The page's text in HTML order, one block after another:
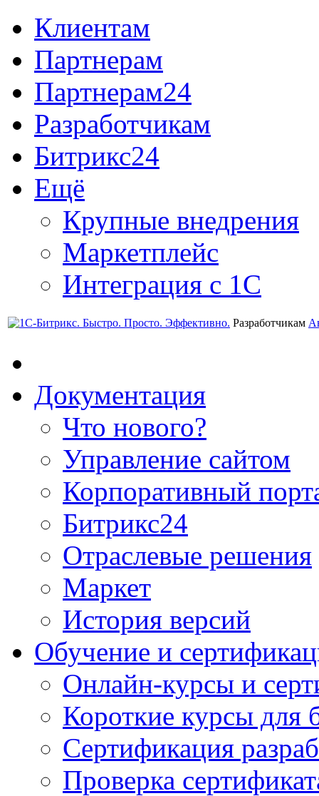
Клиентам
Партнерам
Партнерам24
Разработчикам
Битрикс24
Ещё
Крупные внедрения
Маркетплейс
Интеграция с 1С
Разработчикам
Документация
Что нового?
Управление сайтом
Корпоративный
Битрикс24
Отраслевые решения
Маркет
История версий
Обучение и
Онлайн-курсы и
Короткие курсы для
Сертификация
Проверка